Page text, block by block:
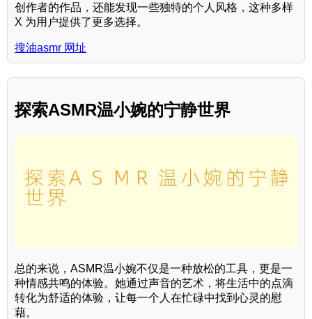
创作者的作品，还能发现一些独特的个人风格，这种多样
X 为用户提供了更多选择。
搜油asmr 网址
探索ASMR温小婉的宁静世界
总的来说，ASMR温小婉不仅是一种放松的工具，更是一
种情感共鸣的体验。她通过声音的艺术，将生活中的点滴
转化为舒适的体验，让每一个人在忙碌中找到心灵的慰
藉。